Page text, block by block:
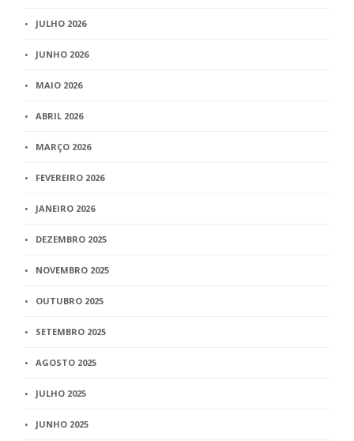
JULHO 2026
JUNHO 2026
MAIO 2026
ABRIL 2026
MARÇO 2026
FEVEREIRO 2026
JANEIRO 2026
DEZEMBRO 2025
NOVEMBRO 2025
OUTUBRO 2025
SETEMBRO 2025
AGOSTO 2025
JULHO 2025
JUNHO 2025